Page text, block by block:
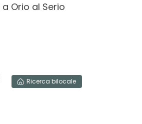
a Orio al Serio
Ricerca bilocale